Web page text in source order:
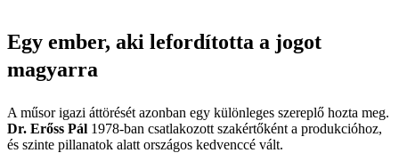
Egy ember, aki lefordította a jogot
magyarra
A műsor igazi áttörését azonban egy különleges szereplő hozta meg.
Dr. Erőss Pál 1978-ban csatlakozott szakértőként a produkcióhoz,
és szinte pillanatok alatt országos kedvenccé vált.